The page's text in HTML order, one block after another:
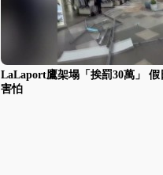
LaLaport鷹架塌「挨罰30萬」
害怕